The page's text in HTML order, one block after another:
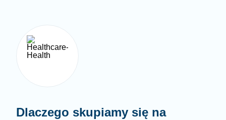
Dlaczego skupiamy się na